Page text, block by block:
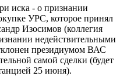
иска - о признании
УРС, которое принял
Изосимов (коллегия
недействительными
президиумом ВАС
самой сделки (будет
25 июня).